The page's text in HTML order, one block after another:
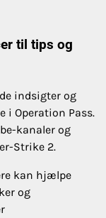
til tips og
indsigter og
i Operation Pass.
kanaler og
Strike 2.
kan hjælpe
og